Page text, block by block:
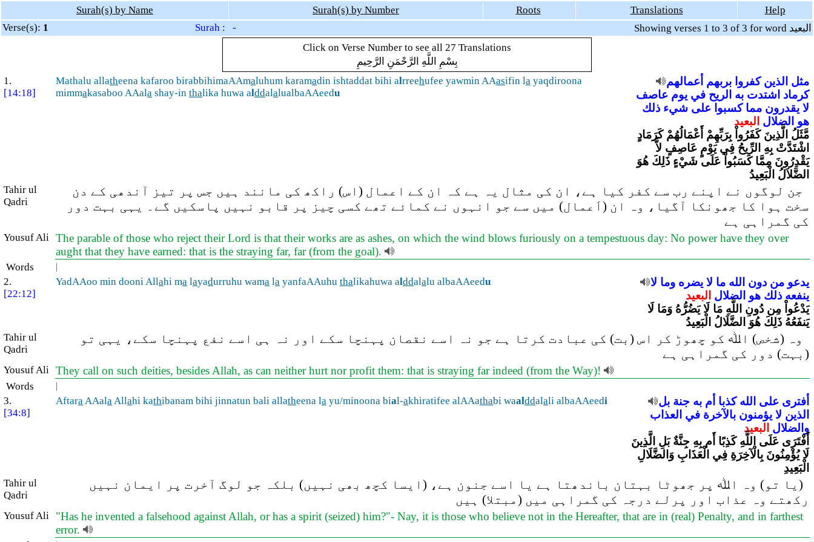
Surah(s) by Name Surah(s) by Number Roots Translations
Help
Verse(s): 1 Surah : -
Showing verses 1 to 3 of 3 for word البعيد
Click on Verse Number to see all 27 Translations
بِسْمِ اللَّهِ الرَّحْمَنِ الرَّحِيمِ
1.
[14:18]
Mathalu allatheena kafaroo birabbihimaAAmaluhum karamadin ishtaddat bihi alrreehufee yawmin AAasifin la yaqdiroona
mimmakasaboo AAala shay-in thalika huwa alddalalualbaAAeedu
مثل الذين كفروا بربهم أعمالهم
كرماد اشتدت به الريح في يوم عاصف
لا يقدرون مما كسبوا على شيء ذلك
هو الضلال البعيد
مَّثَلُ الَّذِينَ كَفَرُواْ بِرَبِّهِمْ أَعْمَالُهُمْ كَرَمَادٍ
اشْتَدَّتْ بِهِ الرِّيحُ فِي يَوْمٍ عَاصِفٍ لاَّ
يَقْدِرُونَ مِمَّا كَسَبُواْ عَلَى شَيْءٍ ذَلِكَ هُوَ
الضَّلاَلُ الْبَعِيدُ
Tahir ul
Qadri
جن لوگوں نے اپنے رب سے کفر کیا ہے، ان کی مثال یہ ہے کہ ان کے اعمال (اس) راکھ کی مانند ہیں جس پر تیز آندھی کے دن
سخت ہوا کا جھونکا آگیا، وہ ان (اَعمال) میں سے جو انہوں نے کمائے تھے کسی چیز پر قابو نہیں پاسکیں گے۔ یہی بہت دور
کی گمراہی ہے
Yousuf Ali The parable of those who reject their Lord is that their works are as ashes, on which the wind blows furiously on a tempestuous day: No power have they over
aught that they have earned: that is the straying far, far (from the goal).
Words |
2.
[22:12]
YadAAoo min dooni Allahi ma layadurruhu wama la yanfaAAuhu thalikahuwa alddalalu albaAAeedu يدعو من دون الله ما لا يضره وما لا
ينفعه ذلك هو الضلال البعيد
يَدْعُواْ مِن دُونِ اللَّهِ مَا لَا يَضُرُّهُ وَمَا لَا
يَنفَعُهُ ذَلِكَ هُوَ الضَّلَالُ الْبَعِيدُ
Tahir ul
Qadri
وہ (شخص) اﷲ کو چھوڑ کر اس (بت) کی عبادت کرتا ہے جو نہ اسے نقصان پہنچا سکے اور نہ ہی اسے نفع پہنچا سکے، یہی تو
(بہت) دور کی گمراہی ہے
Yousuf Ali They call on such deities, besides Allah, as can neither hurt nor profit them: that is straying far indeed (from the Way)!
Words |
3.
[34:8]
AftaraAAalaAllahi kathibanam bihi jinnatun bali allatheena la yu/minoona bial-akhiratifee alAAathabi waalddalali albaAAeedi أفترى على الله كذبا أم به جنة بل
الذين لا يؤمنون بالآخرة في العذاب
والضلال البعيد
أَفْتَرَى عَلَى اللَّهِ كَذِبًا أَم بِهِ جِنَّةٌ بَلِ الَّذِينَ
لَا يُؤْمِنُونَ بِالْآخِرَةِ فِي الْعَذَابِ وَالضَّلَالِ
الْبَعِيدِ
Tahir ul
Qadri
(یا تو) وہ اﷲ پر جھوٹا بہتان باندھتا ہے یا اسے جنون ہے، (ایسا کچھ بھی نہیں) بلکہ جو لوگ آخرت پر ایمان نہیں
رکھتے وہ عذاب اور پرلے درجہ کی گمراہی میں (مبتلا) ہیں
Yousuf Ali
"Has he invented a falsehood against Allah, or has a spirit (seized) him?"- Nay, it is those who believe not in the Hereafter, that are in (real) Penalty, and in farthest
error.